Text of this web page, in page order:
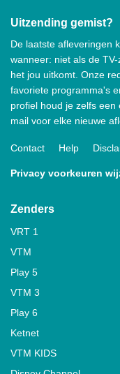
Uitzending gemist?
De laatste afleveringen
wanneer: niet als de
het jou uitkomt. Onze
favoriete programma's
profiel houd je zelfs
mail voor elke nieuwe
Contact Help
Privacy voorkeuren
Zenders
VRT 1
VTM
Play 5
VTM 3
Play 6
Ketnet
VTM KIDS